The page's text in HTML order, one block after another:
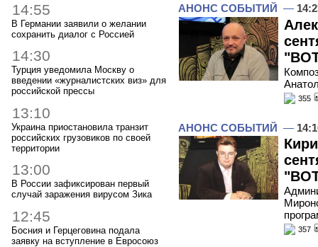
14:55
В Германии заявили о желании
сохранить диалог с Россией
14:30
Турция уведомила Москву о
введении «журналистских виз» для
российской прессы
13:10
Украина приостановила транзит
российских грузовиков по своей
территории
13:00
В России зафиксирован первый
случай заражения вирусом Зика
12:45
Босния и Герцеговина подала
заявку на вступление в Евросоюз
АНОНС СОБЫТИЙ —
355
АНОНС СОБЫТИЙ —
357